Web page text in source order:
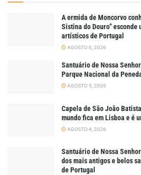
A ermida de Moncorvo
Sistina do Douro” esconde
artísticos de Portugal
AGOSTO 6, 2026
Santuário de Nossa
Parque Nacional da
AGOSTO 5, 2026
Capela de São João
mundo fica em Lisboa e é
AGOSTO 4, 2026
Santuário de Nossa
dos mais antigos e belos
de Portugal